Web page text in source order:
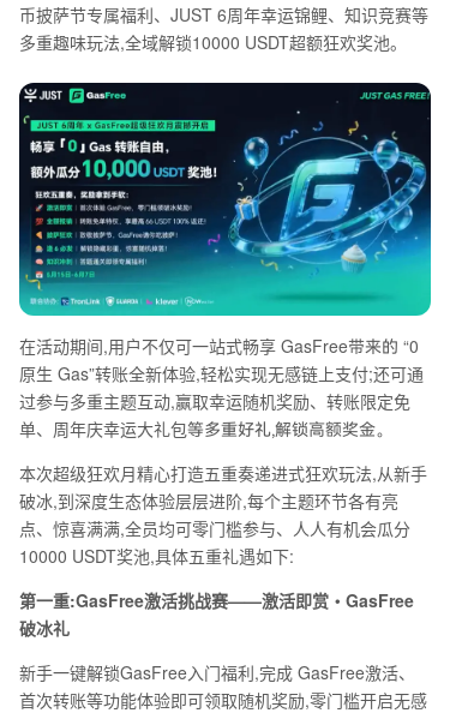
币披萨节专属福利、 JUST 6周年幸运锦鲤、知识竞赛等
多重趣味玩法,全域解锁10000 USDT超额狂欢奖池。
在活动期间,用户不仅可一站式畅享 GasFree带来的 “0
原生 Gas”转账全新体验,轻松实现无感链上支付;还可通
过参与多重主题互动,赢取幸运随机奖励、转账限定免
单、周年庆幸运大礼包等多重好礼,解锁高额奖金。
本次超级狂欢月精心打造五重奏递进式狂欢玩法,从新手
破冰,到深度生态体验层层进阶,每个主题环节各有亮
点、惊喜满满,全员均可零门槛参与、人人有机会瓜分
10000 USDT奖池,具体五重礼遇如下:
第一重:GasFree激活挑战赛——激活即赏 ・ GasFree
破冰礼
新手一键解锁GasFree入门福利,完成 GasFree激活、
首次转账等功能体验即可领取随机奖励,零门槛开启无感